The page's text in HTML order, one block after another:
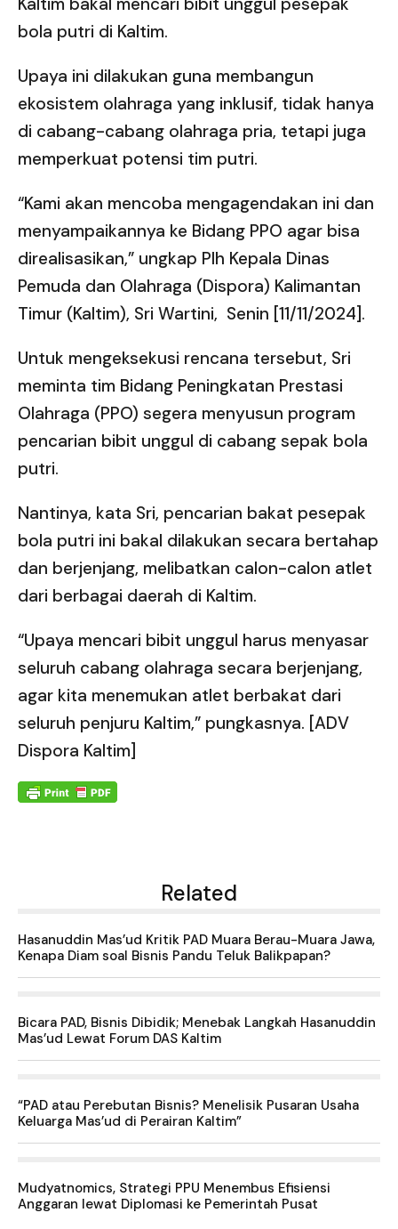
bola putri di Kaltim.
Upaya ini dilakukan guna membangun
ekosistem olahraga yang inklusif, tidak hanya
di cabang-cabang olahraga pria, tetapi juga
memperkuat potensi tim putri.
“Kami akan mencoba mengagendakan ini dan
menyampaikannya ke Bidang PPO agar bisa
direalisasikan,” ungkap Plh Kepala Dinas
Pemuda dan Olahraga (Dispora) Kalimantan
Timur (Kaltim), Sri Wartini, Senin [11/11/2024].
Untuk mengeksekusi rencana tersebut, Sri
meminta tim Bidang Peningkatan Prestasi
Olahraga (PPO) segera menyusun program
pencarian bibit unggul di cabang sepak bola
putri.
Nantinya, kata Sri, pencarian bakat pesepak
bola putri ini bakal dilakukan secara bertahap
dan berjenjang, melibatkan calon-calon atlet
dari berbagai daerah di Kaltim.
“Upaya mencari bibit unggul harus menyasar
seluruh cabang olahraga secara berjenjang,
agar kita menemukan atlet berbakat dari
seluruh penjuru Kaltim,” pungkasnya. [ADV
Dispora Kaltim]
Related
Hasanuddin Mas’ud Kritik PAD Muara Berau-Muara Jawa,
Kenapa Diam soal Bisnis Pandu Teluk Balikpapan?
Bicara PAD, Bisnis Dibidik; Menebak Langkah Hasanuddin
Mas’ud Lewat Forum DAS Kaltim
“PAD atau Perebutan Bisnis? Menelisik Pusaran Usaha
Keluarga Mas’ud di Perairan Kaltim”
Mudyatnomics, Strategi PPU Menembus Efisiensi
Anggaran lewat Diplomasi ke Pemerintah Pusat